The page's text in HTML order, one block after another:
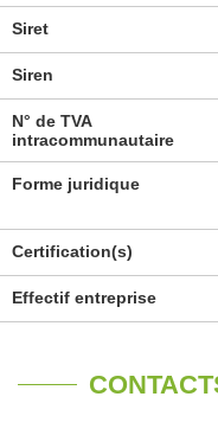
Siret
Siren
N° de TVA
intracommunautaire
Forme juridique
Certification(s)
Effectif entreprise